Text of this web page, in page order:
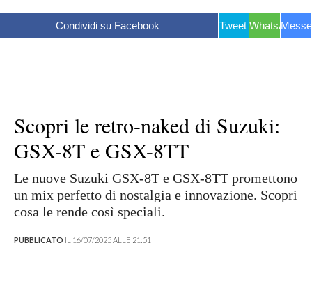
Condividi su Facebook Tweet WhatsApp
Scopri le retro-naked di Suzuki:
GSX-8T e GSX-8TT
Le nuove Suzuki GSX-8T e GSX-8TT promettono
un mix perfetto di nostalgia e innovazione. Scopri
cosa le rende così speciali.
PUBBLICATO IL 16/07/2025 ALLE 21:51